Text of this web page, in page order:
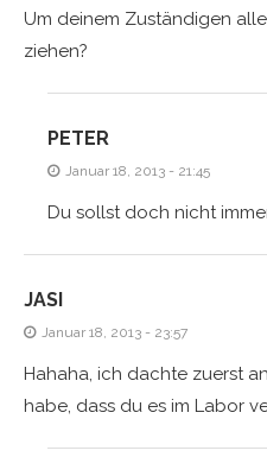
Um deinem Zuständigen
ziehen?
PETER
Januar 18, 2013 - 21:45
Du sollst doch nicht
JASI
Januar 18, 2013 - 23:57
Hahaha, ich dachte zuerst
habe, dass du es im Labor